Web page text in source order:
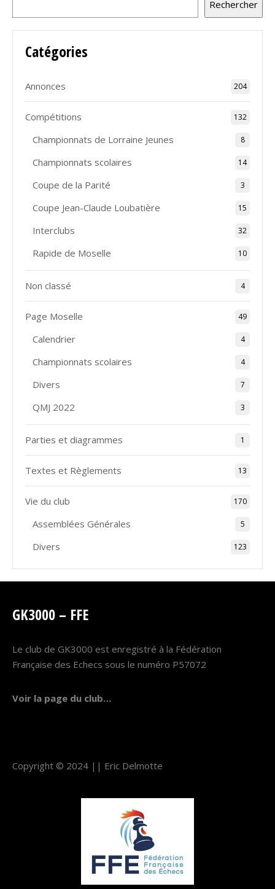
Rechercher
Catégories
Annonces 204
Compétitions 132
Championnats de Lorraine Jeunes 8
Championnats scolaires 14
Coupe de la Parité 3
Coupe Jean-Claude Loubatière 15
Interclubs 32
Rapide de Moselle 10
Non classé 4
Page Moselle 49
Calendrier 4
Championnats scolaires 4
Divers 7
QMJ 2022 3
Parties et diagrammes 1
Textes et Règlements 13
Vie du club 170
Assemblées Générales 5
Divers 123
GK3000 – FFE
Le club de GK3000 est enregistré à la Fédération
Française des Echecs sous le numéro P57072
Voir la page du club…
Copyright © 2024 || Eric Delmotte